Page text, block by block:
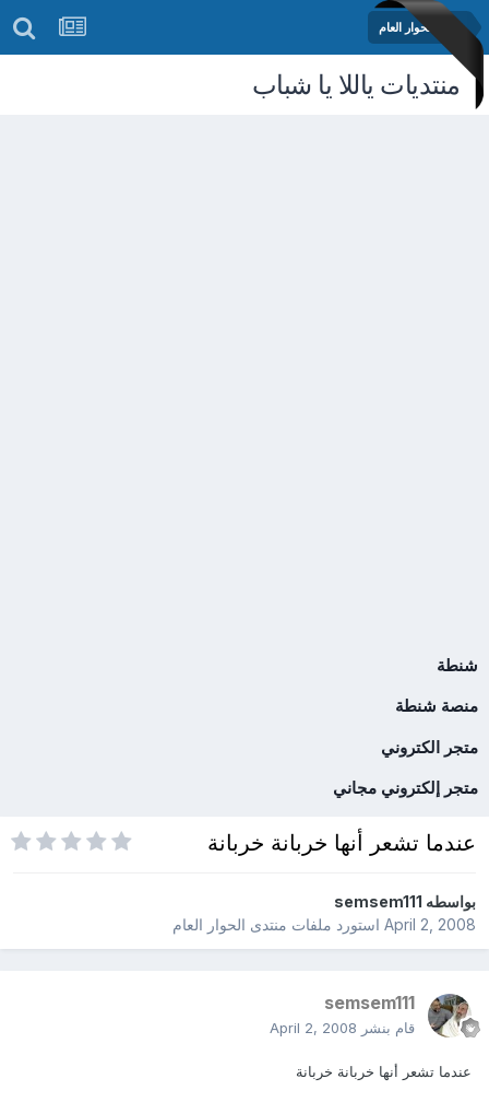
منتدى الحوار العام
منتديات ياللا يا شباب
شنطة
منصة شنطة
متجر الكتروني
متجر إلكتروني مجاني
عندما تشعر أنها خربانة خربانة
بواسطهsemsem111
April 2, 2008استورد ملفات منتدى الحوار العام
semsem111
قام بنشر April 2, 2008
عندما تشعر أنها خربانة خربانة